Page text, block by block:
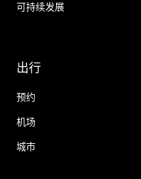
可持续发展
出行
预约
机场
城市